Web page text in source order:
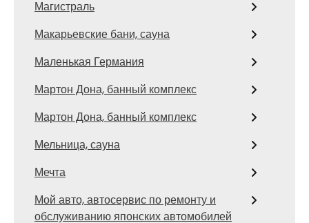
Магистраль
Макарьевские бани, сауна
Маленькая Германия
Мартон Дона, банный комплекс
Мартон Дона, банный комплекс
Мельница, сауна
Мечта
Мой авто, автосервис по ремонту и
обслуживанию японских автомобилей